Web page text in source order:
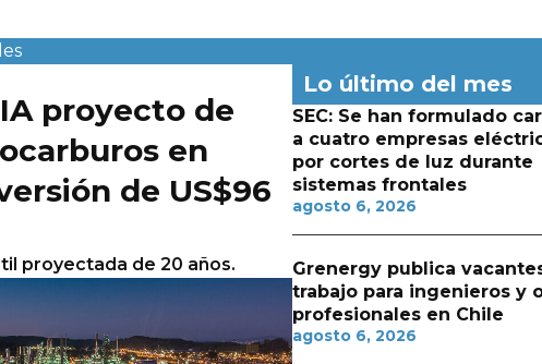
proyecto de
en
de US$96
proyectada de 20 años.
Lo último del mes
SEC: Se han formulado
a cuatro empresas
por cortes de luz durante
sistemas frontales
agosto 6, 2026
Grenergy publica
trabajo para ingenieros y
profesionales en Chile
agosto 6, 2026